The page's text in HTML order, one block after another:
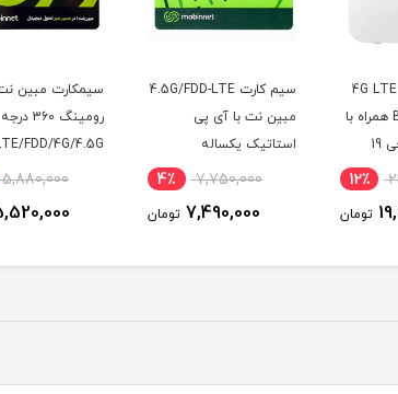
سیم کارت 4.5G/FDD-LTE
مبین نت با آی پی
استاتیک یکساله
(مخصوص مودم)
7,750,000 4٪
7,490,000 تومان
سیمکارت مبین نت
رومینگ 360 درجه
TDLTE/FDD/4G/4.5G با
آی پی استاتیک 6 ماهه
5,880,000 7٪
5,520,000 تومان